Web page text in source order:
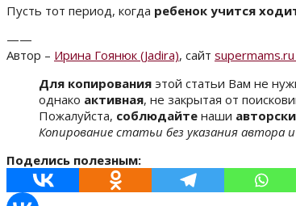
Пусть тот период, когда ребенок учится
——
Автор – Ирина Гоянюк (Jadira), сайт
Для копирования этой статьи Вам не
однако активная, не закрытая от
Пожалуйста, соблюдайте наши
Копирование статьи без указания автора
Поделись полезным: